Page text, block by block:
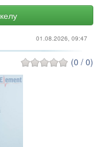
01.08.2026, 09:47
(0 / 0)